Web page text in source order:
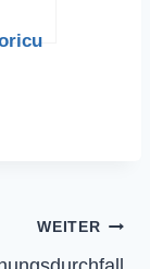
WEITER